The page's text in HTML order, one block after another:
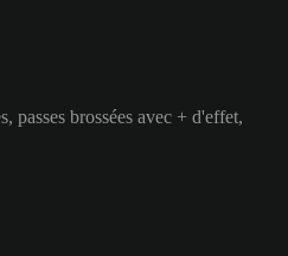
passes brossées avec + d'effet,